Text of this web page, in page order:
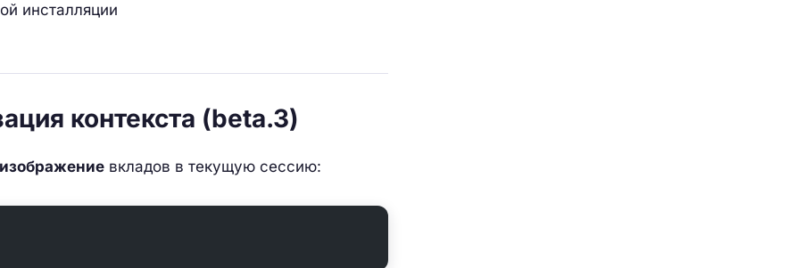
инсталляции
контекста (beta.3)
вкладов в текущую сессию: